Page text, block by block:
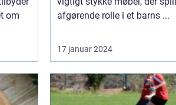
om
afgørende rolle i et barns ...
17 januar 2024